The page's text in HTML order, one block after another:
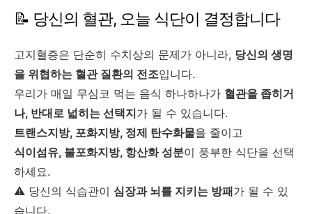
📝 당신의 혈관, 오늘 식단이 결정합니다
고지혈증은 단순히 수치상의 문제가 아니라, 당신의 생명
을 위협하는 혈관 질환의 전조입니다.
우리가 매일 무심코 먹는 음식 하나하나가 혈관을 좁히거
나, 반대로 넓히는 선택지가 될 수 있습니다.
트랜스지방, 포화지방, 정제 탄수화물을 줄이고
식이섬유, 불포화지방, 항산화 성분이 풍부한 식단을 선택
하세요.
⚠️ 당신의 식습관이 심장과 뇌를 지키는 방패가 될 수 있
습니다.